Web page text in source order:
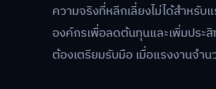
ความจริงที่หลีกเลี่ยงไม่ได้สำหรั
องค์กรเพื่อลดต้นทุนและเพิ่มประ
ต้องเตรียมรับมือ เมื่อแรงงานจำ